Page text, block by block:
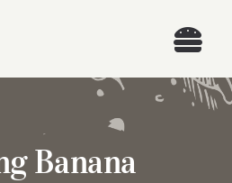
nous ?
Banana